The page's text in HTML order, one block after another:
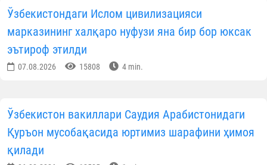
Ўзбекистондаги Ислом цивилизацияси
марказининг халқаро нуфузи яна бир бор юксак
эътироф этилди
07.08.2026 15808 4 min.
Ўзбекистон вакиллари Саудия Арабистонидаги
Қуръон мусобақасида юртимиз шарафини ҳимоя
қилади